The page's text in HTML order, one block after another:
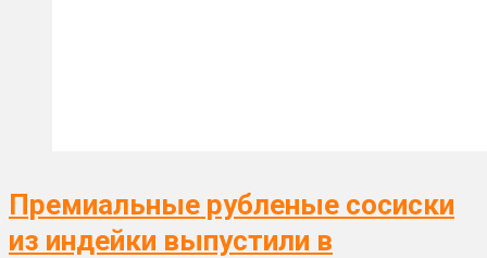
Премиальные рубленые сосиски
из индейки выпустили в